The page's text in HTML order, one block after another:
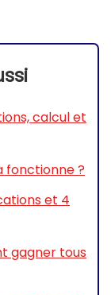
calcul et
fonctionne ?
et 4
gagner tous